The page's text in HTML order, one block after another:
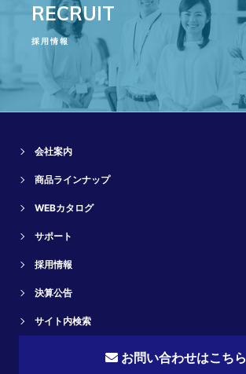
RECRUIT
採用情報
会社案内
商品ラインナップ
WEBカタログ
サポート
採用情報
決算公告
サイト内検索
お問い合わせはこちら